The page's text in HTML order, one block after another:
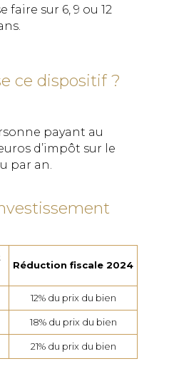
faire sur 6, 9 ou 12
ce dispositif ?
payant au
d’impôt sur le
par an.
Réduction fiscale 2024
12% du prix du bien
18% du prix du bien
21% du prix du bien